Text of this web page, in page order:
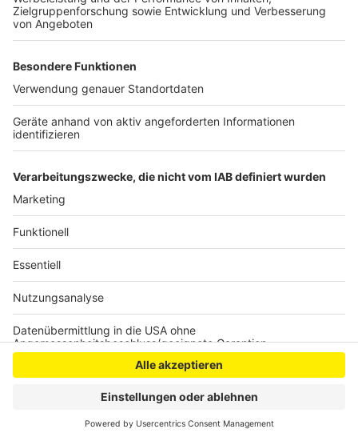
Anzeige
regionale Produkte geben. Außerdem will der Verein
kleine Kulturveranstaltungen anbieten, Selbstständige
können. Der Verein ist weiterhin auf der Suche nach
Unterstützern. Ansprechpartner ist der
stellvertretende Vorsitzende des Vereins, Karim Hayit,
mobil erreichbar unter 0176 43869480.
Anzeige